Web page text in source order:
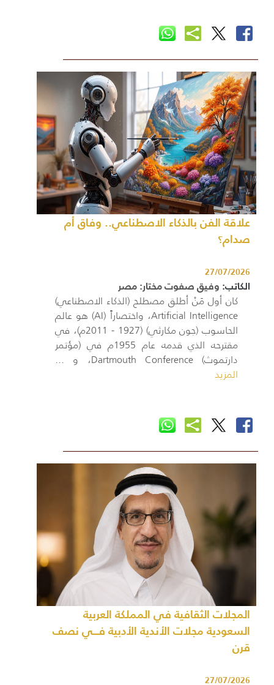
علاقة الفن بالذكاء الاصطناعي.. وفاق أم
صدام؟
27/07/2026
الكاتب:وفيق صفوت مختار: مصر
كان أول مَنْ أطلق مصطلح (الذكاء الاصطناعي)
Artificial Intelligence، واختصاراً (AI) هو عالم
الحاسوب (جون مكارثي) (1927 - 2011م)، في
مقترحه الذي قدمه عام 1955م في (مؤتمر
دارتموث) Dartmouth Conference، و ...
المزيد
المجلات الثقافية في المملكة العربية
السعودية مجلات الأندية الأدبية فـــي نصف
قرن
27/07/2026